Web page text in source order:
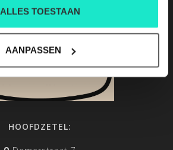
ALLES TOESTAAN
AANPASSEN
HOOFDZETEL: